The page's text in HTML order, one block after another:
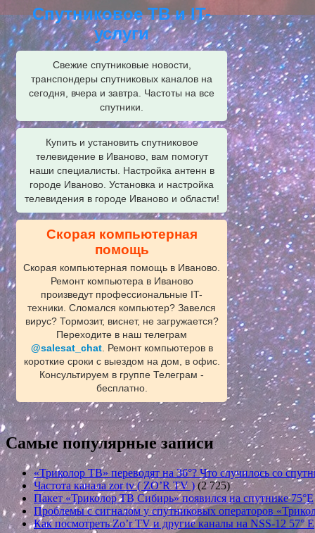
Спутниковое ТВ и IT-
услуги
Свежие спутниковые новости,
транспондеры спутниковых каналов на
сегодня, вчера и завтра. Частоты на все
спутники.
Купить и установить спутниковое
телевидение в Иваново, вам помогут
наши специалисты. Настройка антенн в
городе Иваново. Установка и настройка
телевидения в городе Иваново и области!
Скорая компьютерная
помощь
Скорая компьютерная помощь в Иваново.
Ремонт компьютера в Иваново
произведут профессиональные IT-
техники. Сломался компьютер? Завелся
вирус? Тормозит, виснет, не загружается?
Переходите в наш телеграм
@salesat_chat. Ремонт компьютеров в
короткие сроки с выездом на дом, в офис.
Консультируем в группе Телеграм -
бесплатно.
Самые популярные записи
«Триколор ТВ» переводят на 36°? Что случилось со
Частота канала zor tv ( ZO’R TV ) (2 725)
Пакет «Триколор ТВ Сибирь» появился на спутнике 75°E
Проблемы с сигналом у спутниковых операторов
Как посмотреть Zo’r TV и другие каналы на NSS-12 57° E